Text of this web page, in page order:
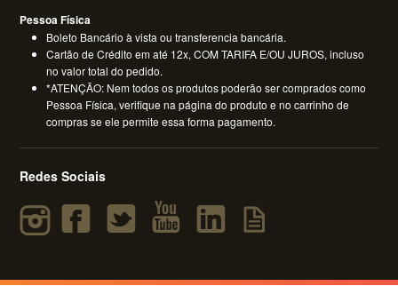
Pessoa Física
Boleto Bancário à vista ou transferencia bancária.
Cartão de Crédito em até 12x, COM TARIFA E/OU JUROS, incluso
no valor total do pedido.
*ATENÇÃO: Nem todos os produtos poderão ser comprados como
Pessoa Física, verifique na página do produto e no carrinho de
compras se ele permite essa forma pagamento.
Redes Sociais